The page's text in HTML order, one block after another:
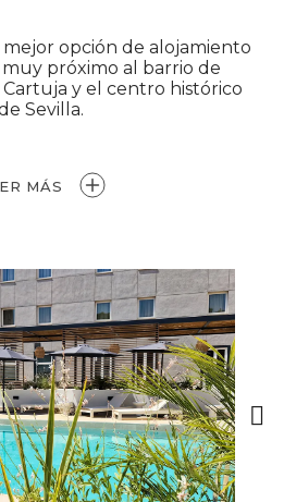
opción de alojamiento
muy próximo al barrio de
Cartuja y el centro histórico
Sevilla.
MÁS